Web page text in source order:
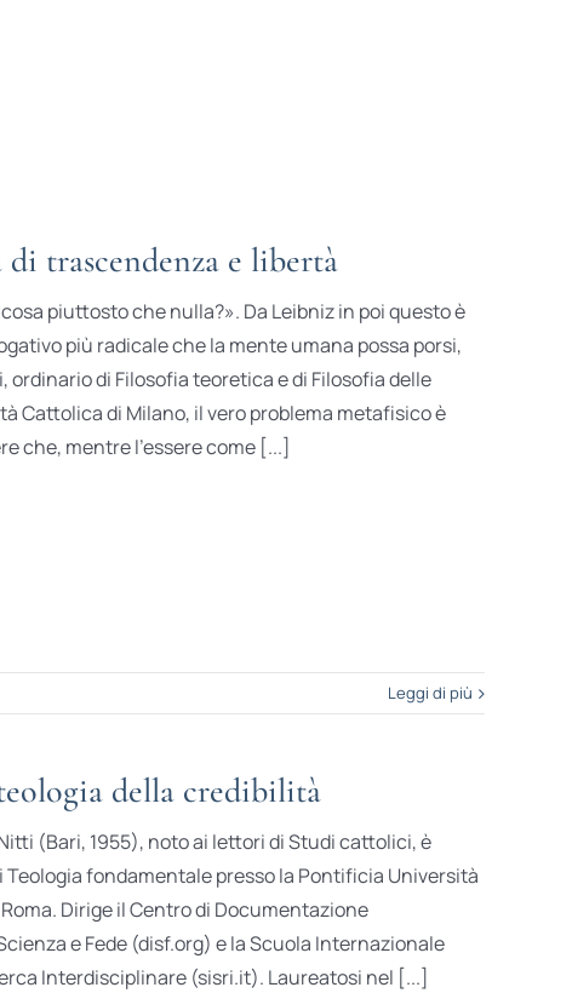
trascendenza e libertà
piuttosto che nulla?». Da Leibniz in poi questo è
più radicale che la mente umana possa porsi,
ordinario di Filosofia teoretica e di Filosofia delle
Cattolica di Milano, il vero problema metafisico è
che, mentre l’essere come [...]
Leggi di più
della credibilità
(Bari, 1955), noto ai lettori di Studi cattolici, è
fondamentale presso la Pontificia Università
Dirige il Centro di Documentazione
e Fede (disf.org) e la Scuola Internazionale
Interdisciplinare (sisri.it). Laureatosi nel [...]